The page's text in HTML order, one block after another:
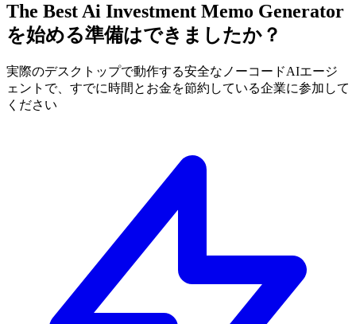
The Best Ai Investment Memo Generator
を始める準備はできましたか？
実際のデスクトップで動作する安全なノーコードAIエージ
ェントで、すでに時間とお金を節約している企業に参加して
ください